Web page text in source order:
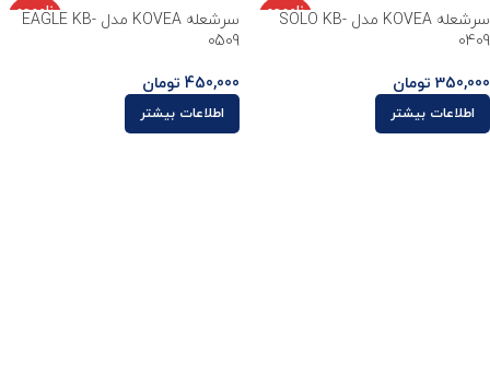
ناموجو
د
سرشعله KOVEA مدل SOLO KB-
0409
350,000 تومان
اطلاعات بیشتر
ناموجو
د
سرشعله KOVEA مدل EAGLE KB-
0509
450,000 تومان
اطلاعات بیشتر